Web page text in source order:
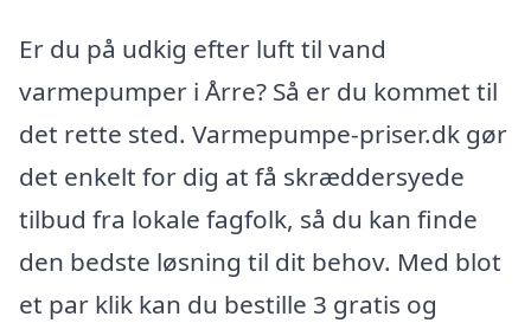
Er du på udkig efter luft til vand
varmepumper i Årre? Så er du kommet til
det rette sted. Varmepumpe-priser.dk gør
det enkelt for dig at få skræddersyede
tilbud fra lokale fagfolk, så du kan finde
den bedste løsning til dit behov. Med blot
et par klik kan du bestille 3 gratis og